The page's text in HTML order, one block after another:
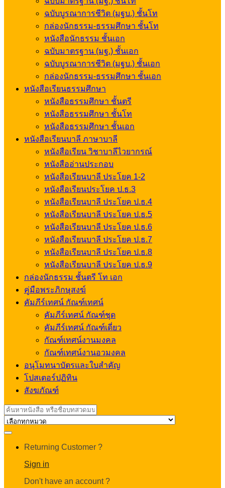
ฉบับบูรณาการชีวิต (มฐบ.) ชั้นโท
กล่องนักธรรม-ธรรมศึกษา ชั้นโท
หนังสือนักธรรม ชั้นเอก
ฉบับมาตรฐาน (มฐ.) ชั้นเอก
ฉบับบูรณาการชีวิต (มฐบ.) ชั้นเอก
กล่องนักธรรม-ธรรมศึกษา ชั้นเอก
หนังสือเรียนธรรมศึกษา
หนังสือธรรมศึกษา ชั้นตรี
หนังสือธรรมศึกษา ชั้นโท
หนังสือธรรมศึกษา ชั้นเอก
หนังสือเรียนบาลี ภาษาบาลี
หนังสือเรียน วิชาบาลีไวยากรณ์
หนังสืออ่านประกอบ
หนังสือเรียนบาลี ประโยค 1-2
หนังสือเรียนประโยค ป.ธ.3
หนังสือเรียนบาลี ประโยค ป.ธ.4
หนังสือเรียนบาลี ประโยค ป.ธ.5
หนังสือเรียนบาลี ประโยค ป.ธ.6
หนังสือเรียนบาลี ประโยค ป.ธ.7
หนังสือเรียนบาลี ประโยค ป.ธ.8
หนังสือเรียนบาลี ประโยค ป.ธ.9
กล่องนักธรรม ชั้นตรี โท เอก
คู่มือพระภิกษุสงฆ์
คัมภีร์เทศน์ กัณฑ์เทศน์
คัมภีร์เทศน์ กัณฑ์ชุด
คัมภีร์เทศน์ กัณฑ์เดี่ยว
กัณฑ์เทศน์งานมงคล
กัณฑ์เทศน์งานอวมงคล
อนุโมทนาบัตรและใบสำคัญ
โปสเตอร์ปฏิทิน
สังฆภัณฑ์
Search
for:
Returning Customer ?
Sign in
Don't have an account ?